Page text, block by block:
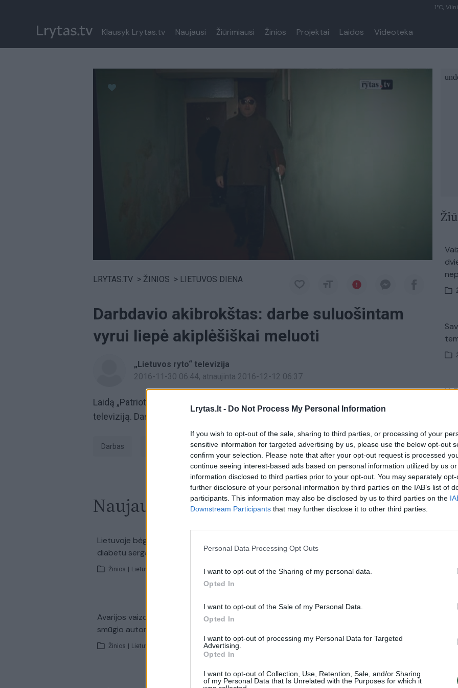
Lrytas.lt - Do Not Process My Personal Information
If you wish to opt-out of the sale, sharing to third parties, or processing of your
sensitive information for targeted advertising by us, please use the below opt-out
confirm your selection. Please note that after your opt-out request is processed
continue seeing interest-based ads based on personal information utilized by us
information disclosed to third parties prior to your opt-out. You may separately
further disclosure of your personal information by third parties on the IAB’s list of
participants. This information may also be disclosed by us to third parties on the
Downstream Participants that may further disclose it to other third parties.
Personal Data Processing Opt Outs
I want to opt-out of the Sharing of my personal data.
Opted In
I want to opt-out of the Sale of my Personal Data.
Opted In
I want to opt-out of processing my Personal Data for Targeted
Advertising.
Opted In
I want to opt-out of Collection, Use, Retention, Sale, and/or Sharing
of my Personal Data that Is Unrelated with the Purposes for which it
1°C,
Klausyk Lrytas.tv Naujausi Žiūrimiausi Žinios Projektai Laidos Videoteka
LRYTAS.TV > ŽINIOS > LIETUVOS DIENA
Darbdavio akibrokštas: darbe suluošintam
vyrui liepė akiplėšiškai meluoti
„Lietuvos ryto“ televizija
2016-11-30 06:44, atnaujinta 2016-12-12 06:37
Laidą „Patriotai“ žiūrėkite kiekvieną antradienį nuo 21:30 val. per „Lietuvos ryto“
televiziją. Darbe suluošintam vyrui – darbdavio akibrikštas liepė meluoti
Darbas Rūta Janutienė laida Patriotai
Naujausi įrašai Visi įrašai
Lietuvoje bėgęs prancūzas: kova už
diabetu sergančiųjų teises
Žinios | Lietuvos diena
Italijos: baiminamasi naujos migrantų
00:00:40
Avarijos vaizdai Varėnos rajone: po
smūgio automobilis atsidūrė už kelio
Žinios | Lietuvos diena
V.